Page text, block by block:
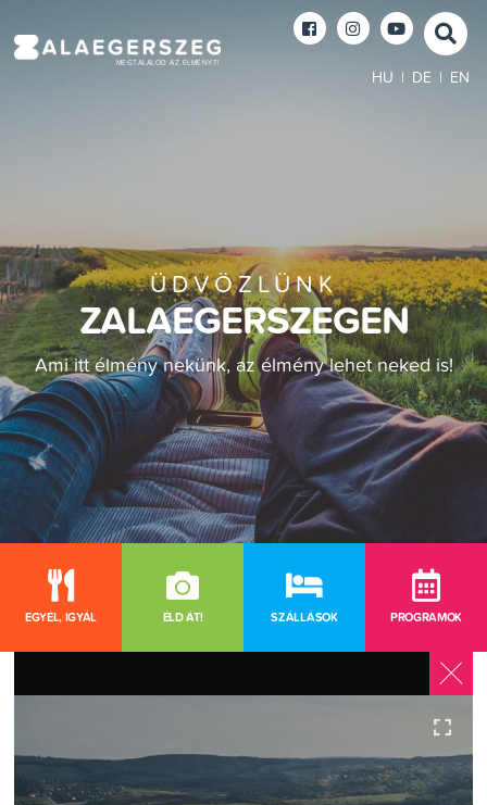
MEGTALÁLOD AZ ÉLMÉNYT!
HU DE EN
ÜDVÖZLÜNK
ZALAEGERSZEGEN
Ami itt élmény nekünk, az élmény lehet neked is!
EGYÉL, IGYÁL ÉLD ÁT! SZÁLLÁSOK PROGRAMOK